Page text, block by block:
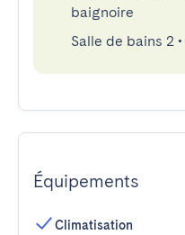
baignoire
Salle de bains 2 •
Équipements
Climatisation